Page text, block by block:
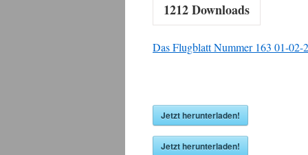
1212Downloads
Das Flugblatt Nummer 163 01-02-
Jetzt herunterladen!
Jetzt herunterladen!